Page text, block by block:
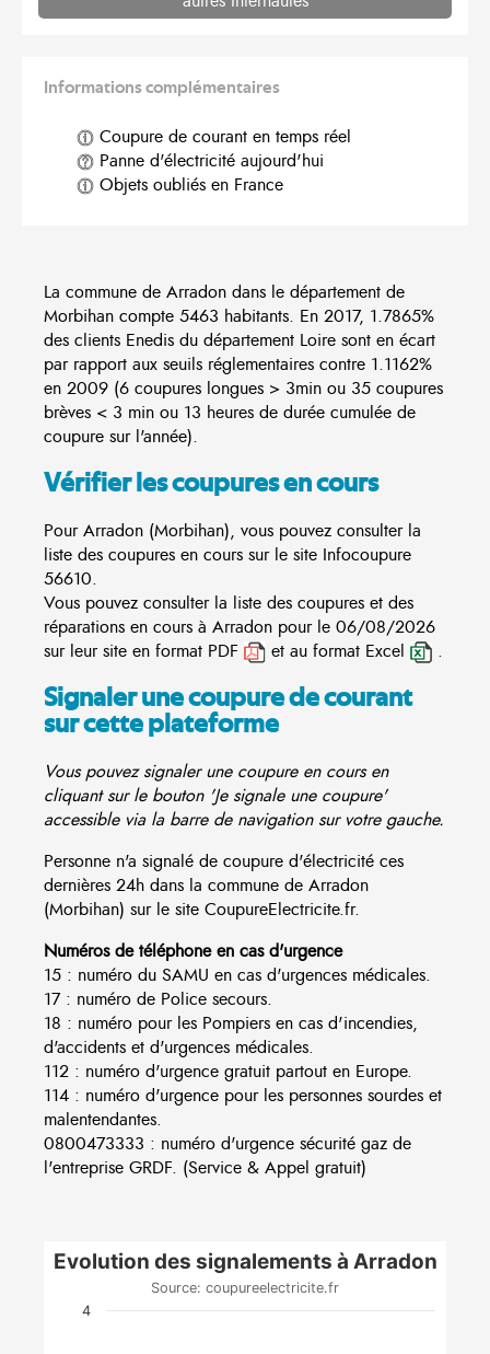
Informations complémentaires
Coupure de courant en temps réel
Panne d'électricité aujourd'hui
Objets oubliés en France
La commune de Arradon dans le département de
Morbihan compte 5463 habitants. En 2017, 1.7865%
des clients Enedis du département Loire sont en écart
par rapport aux seuils réglementaires contre 1.1162%
en 2009 (6 coupures longues > 3min ou 35 coupures
brèves < 3 min ou 13 heures de durée cumulée de
coupure sur l'année).
Vérifier les coupures en cours
Pour Arradon (Morbihan), vous pouvez consulter la
liste des coupures en cours sur le site Infocoupure
56610.
Vous pouvez consulter la liste des coupures et des
réparations en cours à Arradon pour le 06/08/2026
sur leur site en format PDF
et au format Excel .
Signaler une coupure de courant
sur cette plateforme
Vous pouvez signaler une coupure en cours en
cliquant sur le bouton 'Je signale une coupure'
accessible via la barre de navigation sur votre gauche.
Personne n'a signalé de coupure d'électricité ces
dernières 24h dans la commune de Arradon
(Morbihan) sur le site CoupureElectricite.fr.
Numéros de téléphone en cas d'urgence
15 : numéro du SAMU en cas d'urgences médicales.
17 : numéro de Police secours.
18 : numéro pour les Pompiers en cas d'incendies,
d'accidents et d'urgences médicales.
112 : numéro d'urgence gratuit partout en Europe.
114 : numéro d'urgence pour les personnes sourdes et
malentendantes.
0800473333 : numéro d'urgence sécurité gaz de
l'entreprise GRDF. (Service & Appel gratuit)
Evolution des signalements à Arradon
Source: coupureelectricite.fr
4